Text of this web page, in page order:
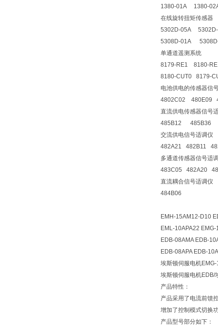
1380-01A 1380-
在线旋转扭矩传感器
5302D-05A
5308D-01A
单通道遥测系统
8179-RE1 8180-
8180-CUT0 8179-
电池供电的传感器信
4802C02 480E09
直流供电传感器信号
485B12 485B36
交流供电信号适调仪
482A21 482B11
多通道传感器信号适
483C05 482A20
直流耦合信号适调仪
484B06
EMH-15AM12-D10
EML-10APA22
EDB-08AMA EDB-
EDB-08APA EDB-
埃斯顿伺服电机
埃斯顿伺服电机EDB/
产品特性：
产品采用了电流前馈
增加了控制模式切换
产品型号部分如下：